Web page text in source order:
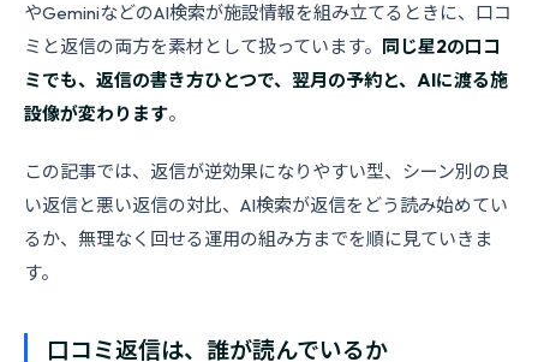
やGeminiなどのAI検索が施設情報を組み立てるときに、口コ
ミと返信の両方を素材として扱っています。 同じ星2の口コ
ミでも、返信の書き方ひとつで、翌月の予約と、AIに渡る施
設像が変わります。
この記事では、返信が逆効果になりやすい型、シーン別の良
い返信と悪い返信の対比、AI検索が返信をどう読み始めてい
るか、無理なく回せる運用の組み方までを順に見ていきま
す。
口コミ返信は、誰が読んでいるか